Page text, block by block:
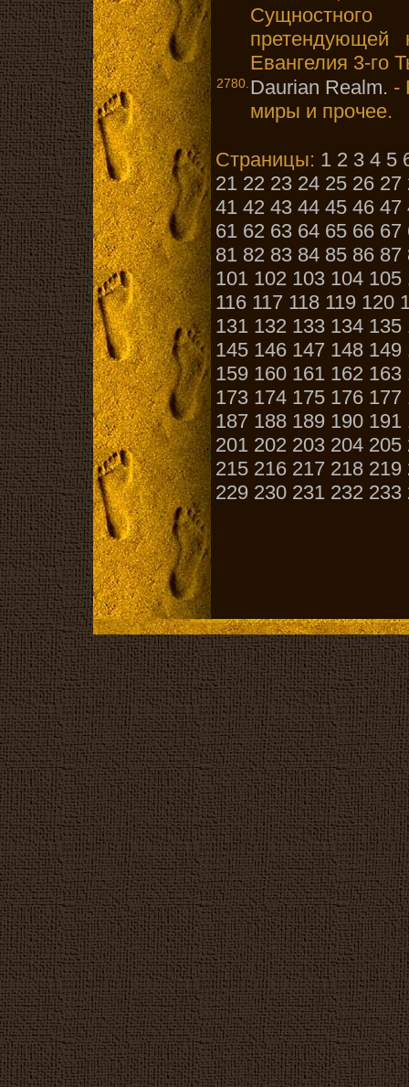
претендующей
Евангелия 3-го
2780. Daurian Realm. -
миры и прочее.
Страницы: 1 2 3 4 5
21 22 23 24 25 26 27
41 42 43 44 45 46 47
61 62 63 64 65 66 67
81 82 83 84 85 86 87
101 102 103 104 105
116 117 118 119 120
131 132 133 134 135
145 146 147 148 149
159 160 161 162 163
173 174 175 176 177
187 188 189 190 191
201 202 203 204 205
215 216 217 218 219
229 230 231 232 233